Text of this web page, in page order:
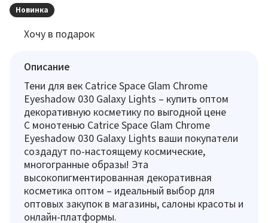
Новинка
Хочу в подарок
Описание
Тени для век Catrice Space Glam Chrome
Eyeshadow 030 Galaxy Lights – купить оптом
декоративную косметику по выгодной цене
С монотенью Catrice Space Glam Chrome
Eyeshadow 030 Galaxy Lights ваши покупатели
создадут по-настоящему космические,
многогранные образы! Эта
высокопигментированная декоративная
косметика оптом – идеальный выбор для
оптовых закупок в магазины, салоны красоты и
онлайн-платформы.